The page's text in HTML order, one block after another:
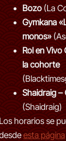
Bozo (La
Gymkana
monos»
Rol en Vivo
la cohorte
Shaidraig –
(Shaidraig)
Los horarios se
esta página